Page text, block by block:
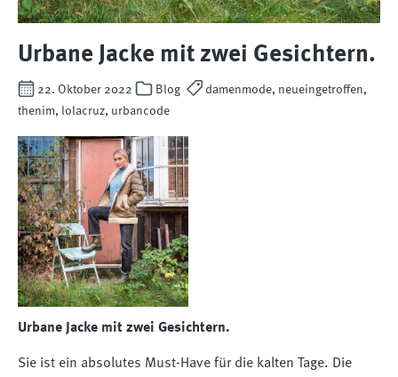
Urbane Jacke mit zwei Gesichtern.
22. Oktober 2022 Blog
damenmode, neueingetroffen,
thenim, lolacruz, urbancode
Urbane Jacke mit zwei Gesichtern.
Sie ist ein absolutes Must-Have für die kalten Tage. Die